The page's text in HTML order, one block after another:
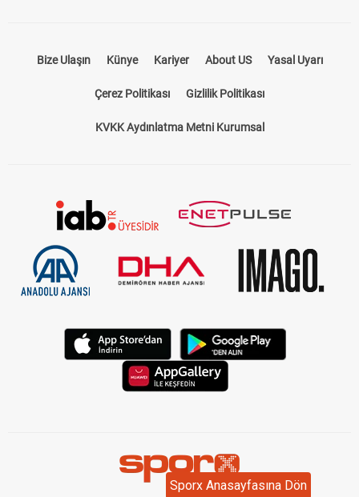
Sporx Anasayfasına Dön
Bize Ulaşın Künye Kariyer About US Yasal Uyarı
Çerez Politikası Gizlilik Politikası
KVKK Aydınlatma Metni Kurumsal